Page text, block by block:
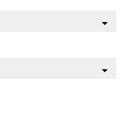
arrow_drop_down
arrow_drop_down